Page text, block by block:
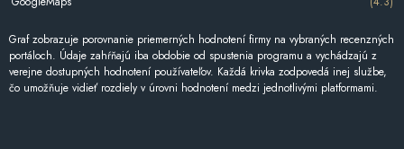
Graf zobrazuje porovnanie priemerných hodnotení firmy na vybraných recenzných
portáloch. Údaje zahŕňajú iba obdobie od spustenia programu a vychádzajú z
verejne dostupných hodnotení používateľov. Každá krivka zodpovedá inej službe,
čo umožňuje vidieť rozdiely v úrovni hodnotení medzi jednotlivými platformami.